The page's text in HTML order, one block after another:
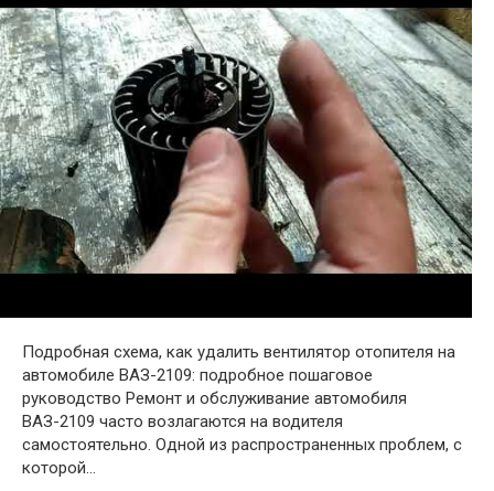
Подробная схема, как удалить вентилятор отопителя на
автомобиле ВАЗ-2109: подробное пошаговое
руководство Ремонт и обслуживание автомобиля
ВАЗ-2109 часто возлагаются на водителя
самостоятельно. Одной из распространенных проблем, с
которой…